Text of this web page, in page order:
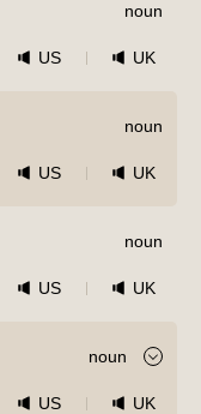
noun
US UK
noun
US UK
noun
US UK
noun
US UK